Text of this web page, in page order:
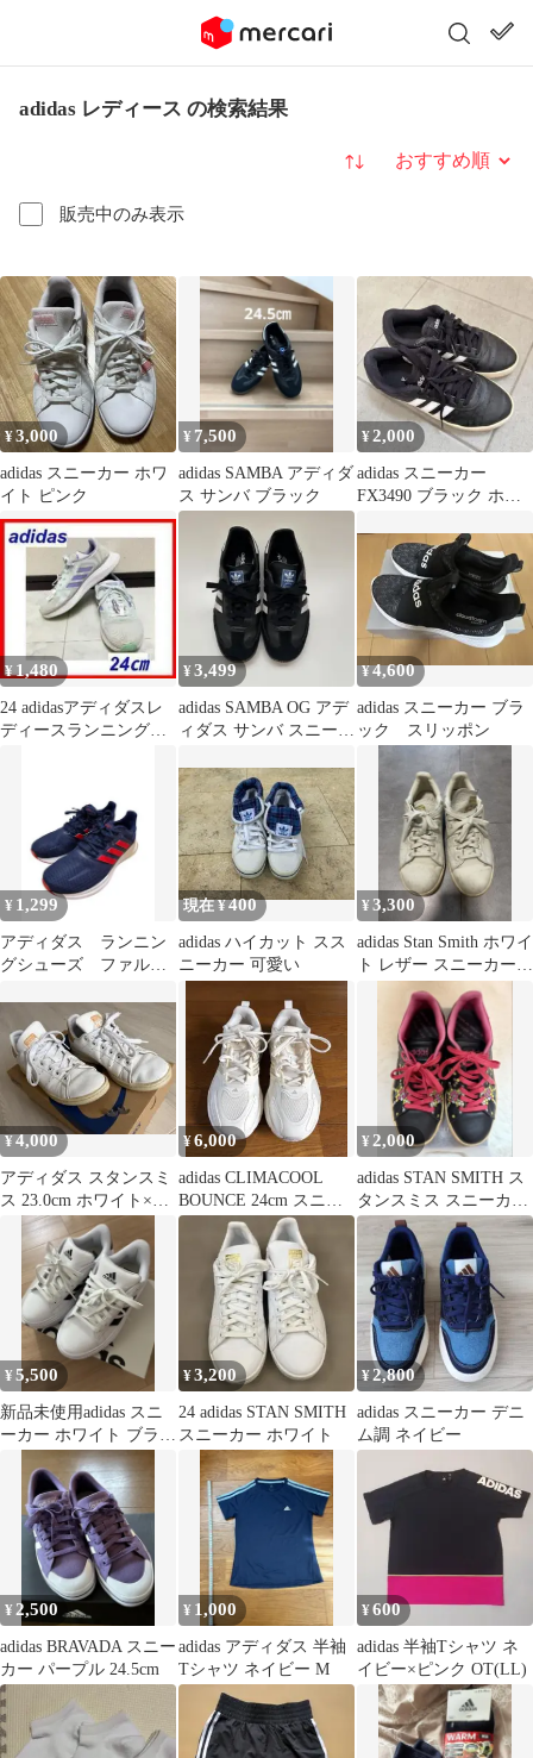
adidas レディース の検索結果
販売中のみ表示
並び替え
¥3,000
adidas スニーカー ホワ
イト ピンク
¥ 7,500
adidas SAMBA アディダ
ス サンバ ブラック
¥2,000
adidas スニーカー
FX3490 ブラック ホワ
¥ 1,480
24 adidasアディダスレ
ディースランニングシ
¥3,499
adidas SAMBA OG アデ
ィダス サンバ スニーカ
¥4,600
adidas スニーカー ブラ
ック スリッポン
¥ 1,299
アディダス ランニン
グシューズ ファルコ
現在 ¥400
adidas ハイカット スス
ニーカー 可愛い
¥3,300
adidas Stan Smith ホワイ
ト レザー スニーカー
¥4,000
アディダス スタンスミ
ス 23.0cm ホワイト×オ
レンジ GW1391
¥6,000
adidas CLIMACOOL
BOUNCE 24cm スニー
カー
¥ 2,000
adidas STAN SMITH ス
タンスミス スニーカー
24cm
¥5,500
新品未使用adidas スニ
ーカー ホワイト ブラッ
ク 23.5cm
¥3,200
24 adidas STAN SMITH
スニーカー ホワイト
¥2,800
adidas スニーカー デニ
ム調 ネイビー
¥ 2,500
adidas BRAVADA スニー
カー パープル 24.5cm
¥ 1,000
adidas アディダス 半袖
Tシャツ ネイビー M
¥600
adidas 半袖Tシャツ ネ
イビー×ピンク OT(LL)